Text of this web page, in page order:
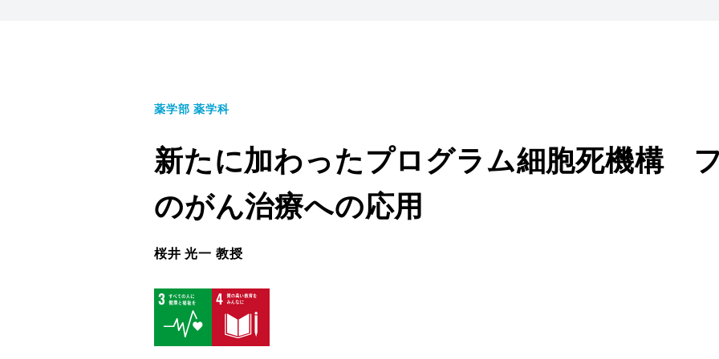
薬学部 薬学科
新たに加わったプログラム細胞死機構
のがん治療への応用
桜井 光一 教授